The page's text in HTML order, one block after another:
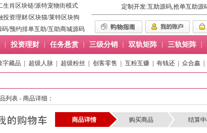
生肖区块链/派特宠物街模式
投资理财/区块猫/莱特区块狗
码/预约排单互助/互助商城源码
定制开发:互助源码,抢单互助
投资理财 任务悬赏 三级分销 双轨矩阵 三轨矩阵
字藏品 超级人脉 超级粉丝 创客零售 互粉互赚 有钱还 众合鑫
列表 - 商品详细：
商品详情 购买商品 结算